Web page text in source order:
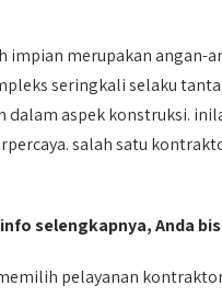
impian merupakan angan-
seringkali selaku
dalam aspek konstruksi.
salah satu
selengkapnya, Anda
pelayanan